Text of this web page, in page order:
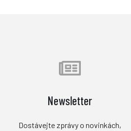
Newsletter
Dostávejte zprávy o novinkách,